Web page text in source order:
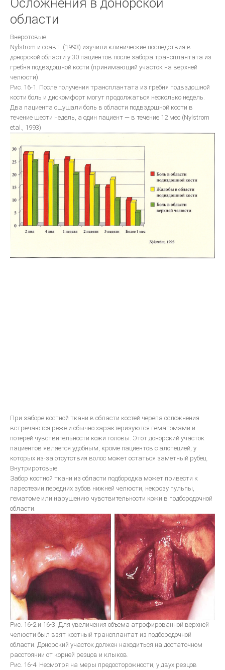
КЛИНИЧЕСКАЯ ОРТОПЕДИЧЕСКАЯ СТОМАТОЛОГИЯ
Стоматологическое обслуживание в Европе
ВОССТАНОВЛЕНИЕ КОНТАКТНЫХ ОБЛАСТЕЙ ЗУБОВ С ПОМОШЬЮ
МАТРИЧНЫХ СИСТЕМ
Ошибки в ортопедической стоматологии
Основы СТОМАТОЛОГИЧЕСКОГО МАТЕРИАЛОВЕДЕНИЯ
Техника фрезерования.
ОДОНТОПРЕПАРИРОВАНИЕ ПРИ ВОССТАНОВЛЕНИИ ДЕФЕКТОВ
ТВЕРДЫХ ТКАНЕЙ ЗУБОВ ВКЛАДКАМИ
Ортопедическая стоматология
Руководство для зубных техников.
Другое...
Фундаментальные вопросы
ЦВЕТОВЕДЕНИЕ В ЭСТЕТИЧЕСКОЙ СТОМАТОЛОГИИ
ДЕВИЗ ШОФУ- КАЧЕСТВО!
Систематизированная механика ортодонтического лечения
ПАРАЛЛЕЛОМЕТРИЯ В ОРТОПЕДИЧЕСКОЙ СТОМАТОЛОГИИ
ЛИТЬЕ
bredent-техника литья. Дентальное литье - точность
ЗУБОТЕХНИЧЕСКОЕ МАТЕРИАЛОВЕДЕНИЕ
ЛИТЬЕВОЕ ПРЕССОВАНИЕ ЗУБОЧЕЛЮСТНЫХ ПРОТЕЗОВ ИЗ
ПЛАСТМАСС
Общии вопросы Литья
ОСНАЩАЕМ ЛАБОРАТОРИЮ
МЕТАЛЛОКЕРАМИКА
Атлас по металокерамике
Атлас послойных композитных реставраций
Основы препарирования зубов
Инструкция по применению Стоматологический фарфор Super
Porselain ЕХ-3
Осложнения в донорской
области
Внеротовые.
Nylstrom и соавт. (1993) изучили клинические последствия в
донорской области у 30 пациентов после забора трансплантата из
гребня подвздошной кости (принимающий участок на верхней
челюсти).
Рис. 16-1. После получения трансплантата из гребня подвздошной
кости боль и дискомфорт могут продолжаться несколько недель.
Два пациента ощущали боль в области подвздошной кости в
течение шести недель, а один пациент — в течение 12 мес (Nylstrom
etal., 1993)
При заборе костной ткани в области костей черепа осложнения
встречаются реже и обычно характеризуются гематомами и
потерей чувствительности кожи головы. Этот донорский участок
пациентов является удобным, кроме пациентов с алопецией, у
которых из-за отсутствия волос может остаться заметный рубец.
Внутриротовые.
Забор костной ткани из области подбородка может привести к
парестезии передних зубов нижней челюсти, некрозу пульпы,
гематоме или нарушению чувствительности кожи в подбородочной
области.
Рис. 16-2 и 16-3. Для увеличения объема атрофированной верхней
челюсти был взят костный трансплантат из подбородочной
области. Донорский участок должен находиться на достаточном
расстоянии от корней резцов и клыков.
Рис. 16-4. Несмотря на меры предосторожности, у двух резцов